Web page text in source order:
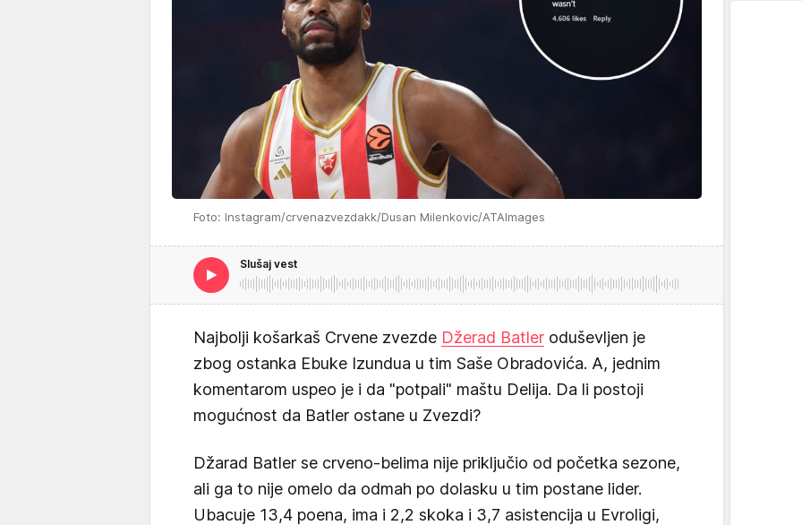
Foto: Instagram/crvenazvezdakk/Dusan Milenkovic/ATAImages
Slušaj vest
Najbolji košarkaš Crvene zvezde Džerad Batler oduševljen je
zbog ostanka Ebuke Izundua u tim Saše Obradovića. A, jednim
komentarom uspeo je i da "potpali" maštu Delija. Da li postoji
mogućnost da Batler ostane u Zvezdi?
Džarad Batler se crveno-belima nije priključio od početka sezone,
ali ga to nije omelo da odmah po dolasku u tim postane lider.
Ubacuje 13,4 poena, ima i 2,2 skoka i 3,7 asistencija u Evroligi,